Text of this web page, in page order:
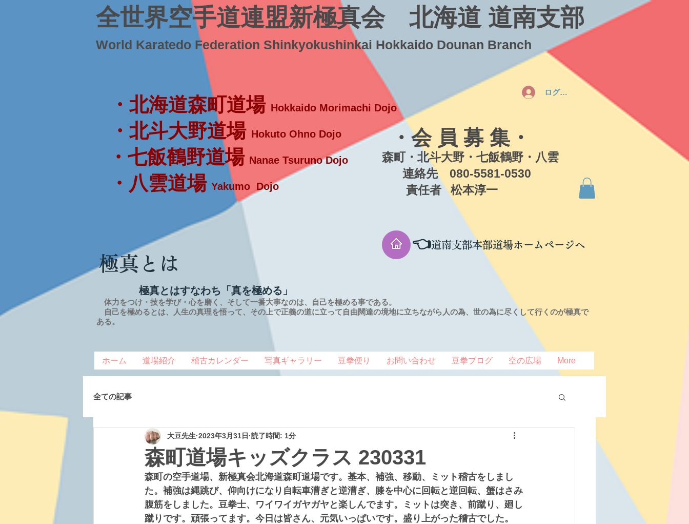
全世界空手道連盟新極真会 北海道 道南支部
World Karatedo Federation Shinkyokushinkai Hokkaido Dounan Branch
ログイン
・会 員 募 集・
森町・北斗大野・七飯鶴野・八雲
連絡先 080-5581-0530
責任者 松本淳一
・北海道森町道場 Hokkaido Morimachi Dojo
・北斗大野道場 Hokuto Ohno Dojo
・七飯鶴野道場 Nanae Tsuruno Dojo
・八雲道場 Yakumo Dojo
極真とは
👈道南支部本部道場ホームページへ
極真とはすなわち「真を極める」
体力をつけ・技を学び・心を磨く、そして一番大事なのは、自己を極める事である。
自己を極めるとは、
人生の真理を悟って、その上で正義の道に立って自由闊達の境地に立ちながら人の為、世の為に尽くして行くのが極真で
ある。
ホーム 道場紹介 稽古カレンダー 写真ギャラリー 豆拳便り お問い合わせ 豆拳ブログ 空の広場 More
全ての記事
森町道場キッズクラス 230331
大豆先生 2023年3月31日 読了時間: 1分
森町の空手道場、新極真会北海道森町道場です。基本、補強、移動、ミット稽古をしまし
た。補強は縄跳び、仰向けになり自転車漕ぎと逆漕ぎ、膝を中心に回転と逆回転、蟹はさみ
腹筋をしました。豆拳士、ワイワイガヤガヤと楽しんでます。ミットは突き、前蹴り、廻し
蹴りです。頑張ってます。今日は皆さん、元気いっぱいです。盛り上がった稽古でした。